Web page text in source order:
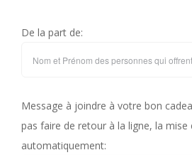
De la part de:
Message à joindre à votre bon
pas faire de retour à la ligne, la mise
automatiquement: